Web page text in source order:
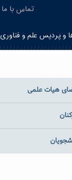
تماس با ما
و پردیس علم و فناوری
هیات علمی